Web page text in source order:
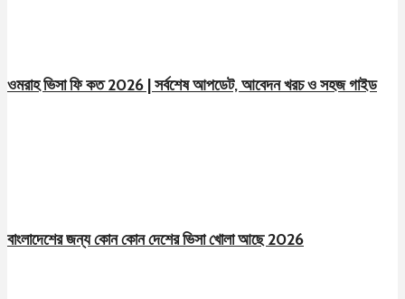
ওমরাহ ভিসা ফি কত 2026 | সর্বশেষ আপডেট, আবেদন খরচ ও সহজ গাইড
বাংলাদেশের জন্য কোন কোন দেশের ভিসা খোলা আছে 2026